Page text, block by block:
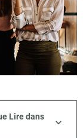
Lire dans